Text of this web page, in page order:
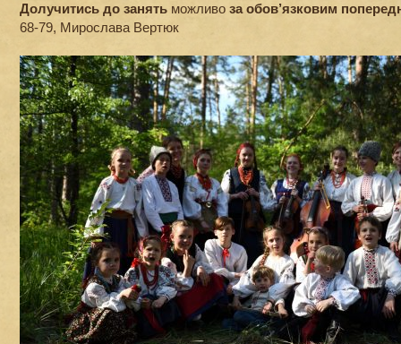
Долучитись до занять можливо за обов’язковим
68-79, Мирослава Вертюк